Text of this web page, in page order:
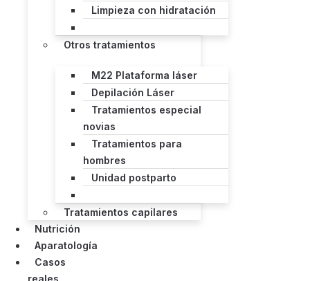
Limpieza con hidratación
Otros tratamientos
M22 Plataforma láser
Depilación Láser
Tratamientos especial
novias
Tratamientos para
hombres
Unidad postparto
Tratamientos capilares
Nutrición
Aparatología
Casos